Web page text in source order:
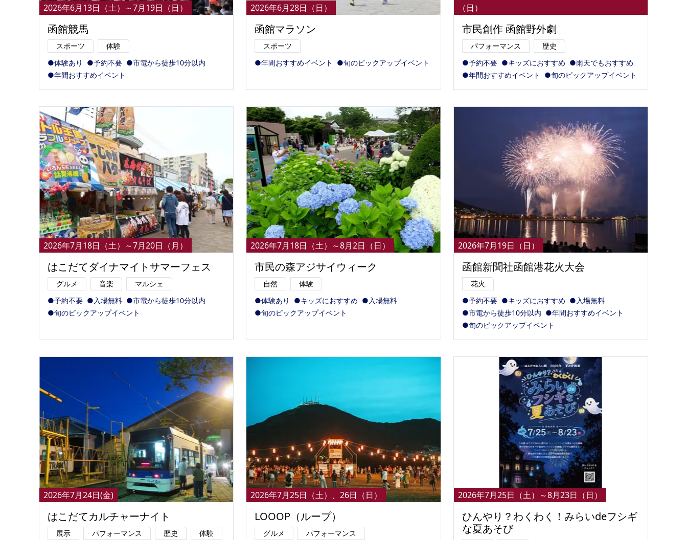
2026年6月13日（土）～7月19日（日）
函館競馬
スポーツ
体験
●体験あり
●予約不要 ●市電から徒歩10分以内
●年間おすすめイベント
2026年6月28日（日）
函館マラソン
スポーツ
●年間おすすめイベント
●旬のピックアップイベント
（日）
市民創作 函館野外劇
パフォーマンス
歴史
●予約不要 ●キッズにおすすめ ●雨天でもおすすめ
●年間おすすめイベント
●旬のピックアップイベント
2026年7月18日（土）～7月20日（月）
はこだてダイナマイトサマーフェス
グルメ 音楽
マルシェ
●予約不要 ●入場無料 ●市電から徒歩10分以内
●旬のピックアップイベント
2026年7月18日（土）～8月2日（日）
市民の森アジサイウィーク
自然
体験
●体験あり
●キッズにおすすめ ●入場無料
●旬のピックアップイベント
2026年7月19日（日）
函館新聞社函館港花火大会
花火
●予約不要 ●キッズにおすすめ ●入場無料
●市電から徒歩10分以内 ●年間おすすめイベント
●旬のピックアップイベント
2026年7月24日(金)
はこだてカルチャーナイト
展示 パフォーマンス 歴史
体験
2026年7月25日（土）、26日（日）
LOOOP（ループ）
グルメ
パフォーマンス
2026年7月25日（土）～8月23日（日）
ひんやり？わくわく！みらいdeフシギ
な夏あそび